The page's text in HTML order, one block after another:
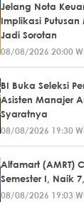
Jelang Nota
Implikasi Putusan
Jadi Sorotan
08/08/2026 20:00
BI Buka Seleksi
Asisten Manajer
Syaratnya
08/08/2026 19:30
Alfamart (AMRT)
Semester I, Naik
08/08/2026 19:03